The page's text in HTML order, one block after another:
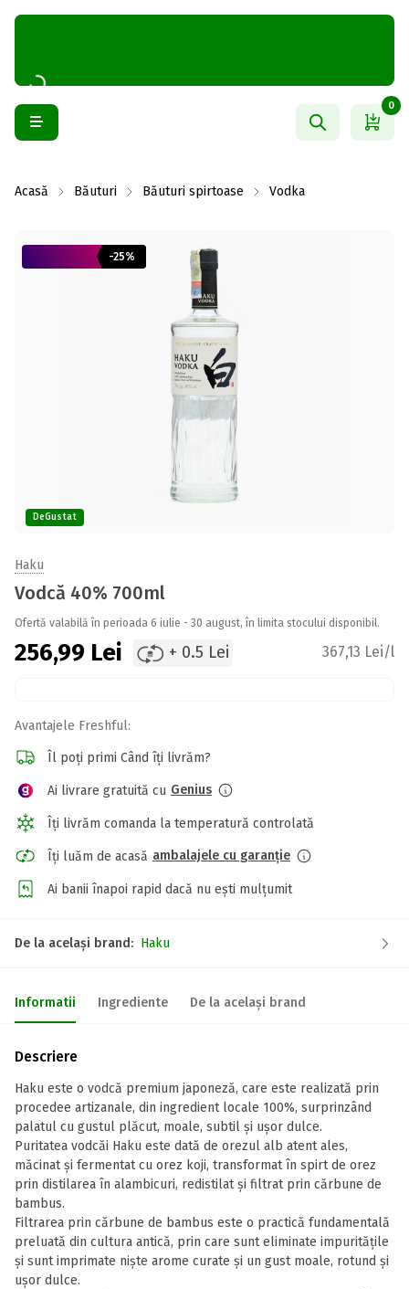
0
Acasă Băuturi Băuturi spirtoase Vodka
-25%
DeGustat
Haku
Vodcă 40% 700ml
Ofertă valabilă în perioada 6 iulie - 30 august, în limita stocului disponibil.
256,99 Lei + 0.5 Lei 367,13 Lei/l
Avantajele Freshful:
Îl poți primi Când îți livrăm?
Ai livrare gratuită cu Genius
Îți livrăm comanda la temperatură controlată
Îți luăm de acasă ambalajele cu garanție
Ai banii înapoi rapid dacă nu ești mulțumit
De la același brand: Haku
Informatii Ingrediente De la același brand
Descriere
Haku este o vodcă premium japoneză, care este realizată prin
procedee artizanale, din ingredient locale 100%, surprinzând
palatul cu gustul plăcut, moale, subtil și ușor dulce.
Puritatea vodcăi Haku este dată de orezul alb atent ales,
măcinat și fermentat cu orez koji, transformat în spirt de orez
prin distilarea în alambicuri, redistilat și filtrat prin cărbune de
bambus.
Filtrarea prin cărbune de bambus este o practică fundamentală
preluată din cultura antică, prin care sunt eliminate impuritățile
și sunt imprimate niște arome curate și un gust moale, rotund și
ușor dulce.